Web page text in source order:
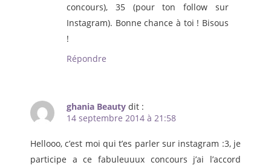
concours), 35 (pour ton follow sur
Instagram). Bonne chance à toi ! Bisous
!
Répondre
ghania Beauty dit :
14 septembre 2014 à 21:58
Hellooo, c’est moi qui t’es parler sur instagram :3, je
participe a ce fabuleuuux concours j’ai l’accord